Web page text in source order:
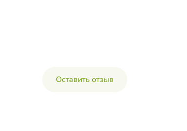
Оставить отзыв